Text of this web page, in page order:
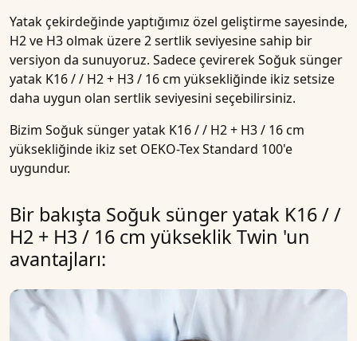
Yatak çekirdeğinde yaptığımız özel geliştirme sayesinde,
H2 ve H3olmak üzere 2 sertlikseviyesinesahip bir
versiyon da sunuyoruz. Sadece çevirerekSoğuk sünger
yatak K16 / / H2 + H3 / 16 cm yüksekliğinde ikiz setsize
daha uygun olan sertlik seviyesini seçebilirsiniz.
Bizim Soğuk sünger yatak K16 / / H2 + H3 / 16 cm
yüksekliğinde ikiz set OEKO-Tex Standard 100'e
uygundur.
Bir bakışta Soğuk sünger yatak K16 / /
H2 + H3 / 16 cm yükseklik Twin 'un
avantajları: